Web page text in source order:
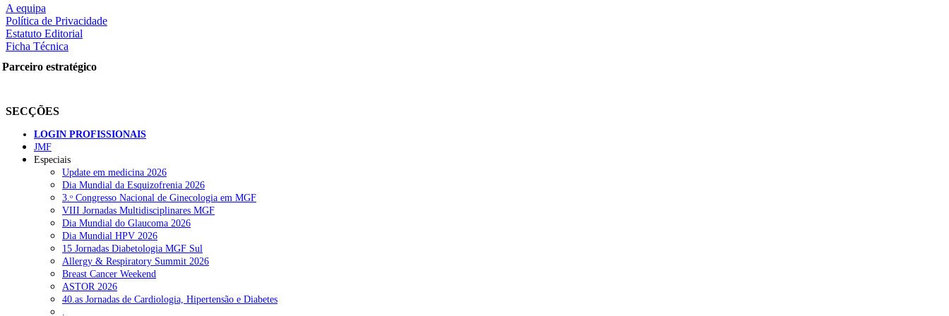
nas redes sociais:
RECENTES
Quase 11.900 jovens recorreram aos cheques psicólogo e nutricionista no primeiro mês
ULS de Coimbra estreia cirurgia endoscópica do ouvido com apoio robótico em Portugal
Enfermeiros exigem esclarecimentos sobre eventual gestão privada da ULS do Algarve
Ordem dos Médicos alerta para riscos no novo sistema de acesso a consultas e cirurgias
A equipa
Política de Privacidade
Estatuto Editorial
Ficha Técnica
Parceiro estratégico
SECÇÕES
LOGIN PROFISSIONAIS
JMF
Especiais
Update em medicina 2026
Dia Mundial da Esquizofrenia 2026
3.ᵒ Congresso Nacional de Ginecologia em MGF
VIII Jornadas Multidisciplinares MGF
Dia Mundial do Glaucoma 2026
Dia Mundial HPV 2026
15 Jornadas Diabetologia MGF Sul
Allergy & Respiratory Summit 2026
Breast Cancer Weekend
ASTOR 2026
40.as Jornadas de Cardiologia, Hipertensão e Diabetes
.